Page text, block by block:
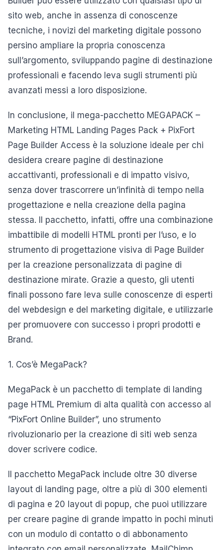
sito web, anche in assenza di conoscenze
tecniche, i novizi del marketing digitale possono
persino ampliare la propria conoscenza
sull’argomento, sviluppando pagine di destinazione
professionali e facendo leva sugli strumenti più
avanzati messi a loro disposizione.
In conclusione, il mega-pacchetto MEGAPACK –
Marketing HTML Landing Pages Pack + PixFort
Page Builder Access è la soluzione ideale per chi
desidera creare pagine di destinazione
accattivanti, professionali e di impatto visivo,
senza dover trascorrere un’infinità di tempo nella
progettazione e nella creazione della pagina
stessa. Il pacchetto, infatti, offre una combinazione
imbattibile di modelli HTML pronti per l’uso, e lo
strumento di progettazione visiva di Page Builder
per la creazione personalizzata di pagine di
destinazione mirate. Grazie a questo, gli utenti
finali possono fare leva sulle conoscenze di esperti
del webdesign e del marketing digitale, e utilizzarle
per promuovere con successo i propri prodotti e
Brand.
1. Cos’è MegaPack?
MegaPack è un pacchetto di template di landing
page HTML Premium di alta qualità con accesso al
“PixFort Online Builder”, uno strumento
rivoluzionario per la creazione di siti web senza
dover scrivere codice.
Il pacchetto MegaPack include oltre 30 diverse
layout di landing page, oltre a più di 300 elementi
di pagina e 20 layout di popup, che puoi utilizzare
per creare pagine di grande impatto in pochi minuti
con un modulo di contatto o di abbonamento